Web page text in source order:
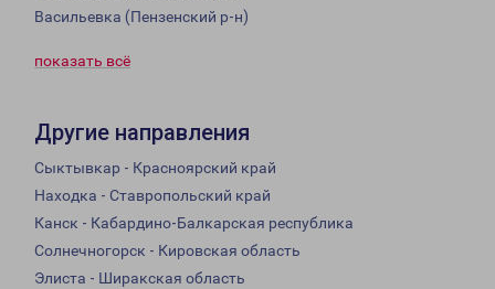
Васильевка (Пензенский р-н)
показать всё
Другие направления
Сыктывкар - Красноярский край
Находка - Ставропольский край
Канск - Кабардино-Балкарская республика
Солнечногорск - Кировская область
Элиста - Ширакская область